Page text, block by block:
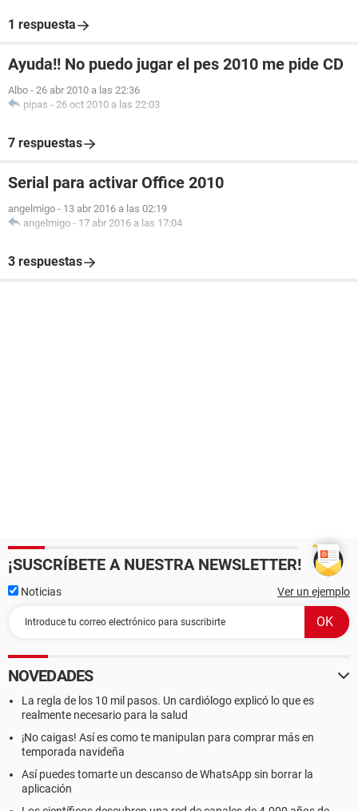
1 respuesta
Ayuda!! No puedo jugar el pes 2010 me pide CD
Albo - 26 abr 2010 a las 22:36
pipas - 26 oct 2010 a las 22:03
7 respuestas
Serial para activar Office 2010
angelmigo - 13 abr 2016 a las 02:19
angelmigo - 17 abr 2016 a las 17:04
3 respuestas
¡SUSCRÍBETE A NUESTRA NEWSLETTER!
Noticias Ver un ejemplo
NOVEDADES
La regla de los 10 mil pasos. Un cardiólogo explicó lo que es
realmente necesario para la salud
¡No caigas! Así es como te manipulan para comprar más en
temporada navideña
Así puedes tomarte un descanso de WhatsApp sin borrar la
aplicación